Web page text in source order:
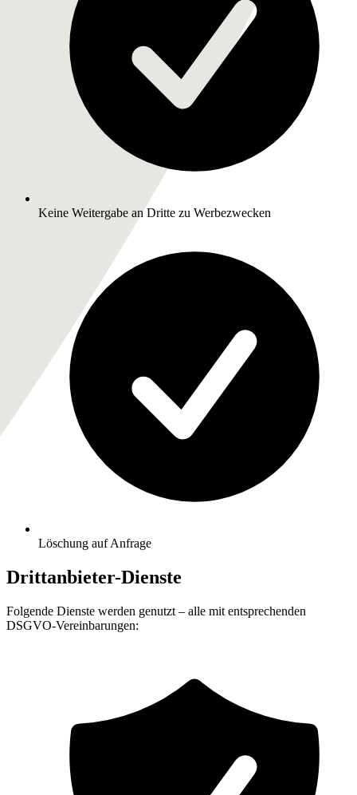
Keine Weitergabe an Dritte zu Werbezwecken
Löschung auf Anfrage
Drittanbieter-Dienste
Folgende Dienste werden genutzt – alle mit entsprechenden
DSGVO-Vereinbarungen: